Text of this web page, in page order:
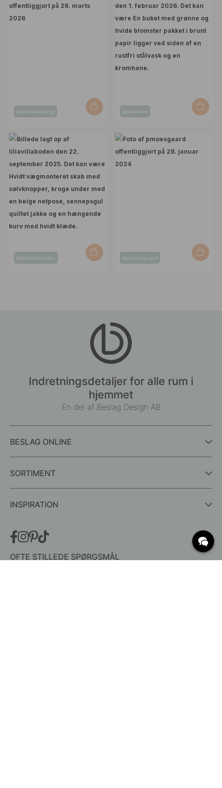
Opslag
af
@michelle.jeng
Opslag
af
@idaskvm
Opslag
@lillavillaboden
Opslag
@pmoesgaard
Indretningsdetaljer for alle rum i
hjemmet
En del af Beslag Design AB
BESLAG ONLINE
SORTIMENT
INSPIRATION
OFTE STILLEDE SPØRGSMÅL